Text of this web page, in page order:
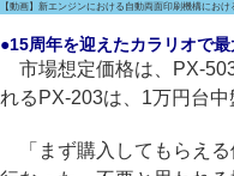
【動画】新エンジンにおける自動両面印刷機構におけ
●15周年を迎えたカラリオで
市場想定価格は、PX-
れるPX-203は、1万円台中
「まず購入してもらえる